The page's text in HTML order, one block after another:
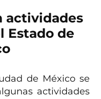
actividades
Estado de
de México se
actividades